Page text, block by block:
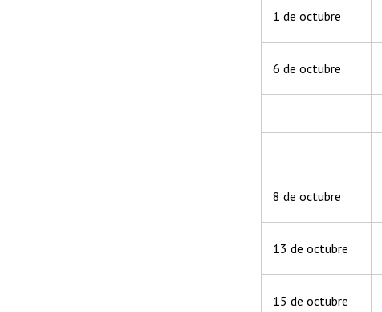
1 de octubre
6 de octubre
8 de octubre
13 de octubre
15 de octubre